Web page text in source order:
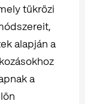
tükrözi
alapján a
a